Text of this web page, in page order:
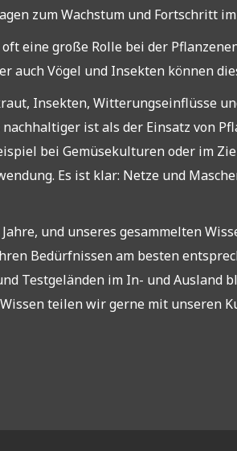
zum Wachstum und Fortschritt
eine große Rolle bei der
auch Vögel und Insekten können
Insekten, Witterungseinflüsse
ist als der Einsatz von
bei Gemüsekulturen oder im
Es ist klar: Netze und
und unseres gesammelten
Bedürfnissen am besten
Testgeländen im In- und Ausland
teilen wir gerne mit unseren